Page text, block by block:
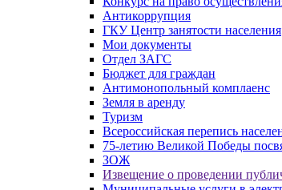
Антикоррупция
ГКУ Центр занятости населения
Мои документы
Отдел ЗАГС
Бюджет для граждан
Антимонопольный комплаенс
Земля в аренду
Туризм
Всероссийская перепись
75-летию Великой Победы
ЗОЖ
Извещение о проведении